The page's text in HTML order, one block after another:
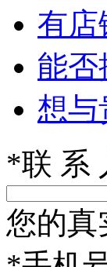
有店
能否
想与
*联 系
您的真